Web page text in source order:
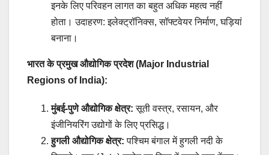
इनके लिए परिवहन लागत का बहुत अधिक महत्व नहीं
होता। उदाहरण: इलेक्ट्रॉनिक्स, सॉफ्टवेयर निर्माण, घड़ियां
बनाना।
भारत के प्रमुख औद्योगिक प्रदेश (Major Industrial
Regions of India):
मुंबई-पुणे औद्योगिक क्षेत्र: सूती वस्त्र, रसायन, और
इंजीनियरिंग उद्योगों के लिए प्रसिद्ध।
हुगली औद्योगिक क्षेत्र: पश्चिम बंगाल में हुगली नदी के